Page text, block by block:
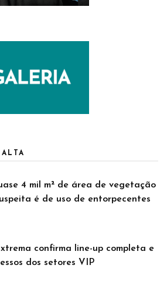
4 mil m² de área de vegetação
é de uso de entorpecentes
confirma line-up completa e
dos setores VIP